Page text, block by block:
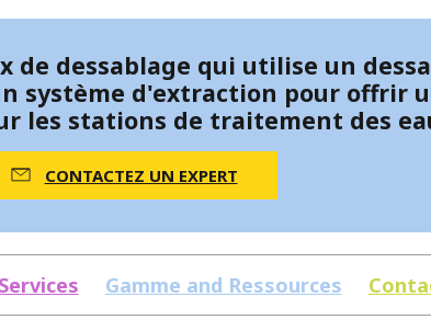
de dessablage qui utilise un
système d'extraction pour offrir
les stations de traitement des
CONTACTEZ UN EXPERT
Services Gamme and Ressources